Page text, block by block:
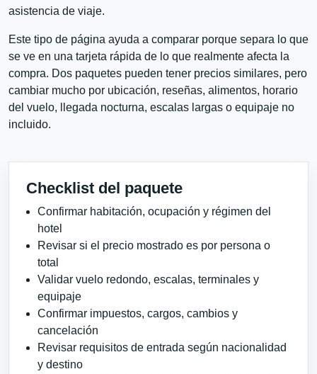
asistencia de viaje.
Este tipo de página ayuda a comparar porque separa lo que
se ve en una tarjeta rápida de lo que realmente afecta la
compra. Dos paquetes pueden tener precios similares, pero
cambiar mucho por ubicación, reseñas, alimentos, horario
del vuelo, llegada nocturna, escalas largas o equipaje no
incluido.
Checklist del paquete
Confirmar habitación, ocupación y régimen del
hotel
Revisar si el precio mostrado es por persona o
total
Validar vuelo redondo, escalas, terminales y
equipaje
Confirmar impuestos, cargos, cambios y
cancelación
Revisar requisitos de entrada según nacionalidad
y destino